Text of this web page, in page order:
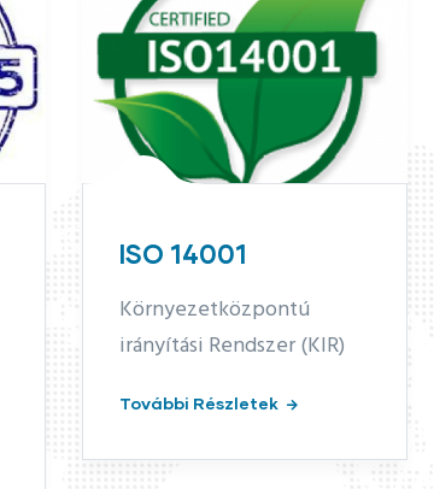
(KIR)
ISO/IEC 27001
Információbiztonsági
irányítási Rendszer (IBIR)
További Részletek